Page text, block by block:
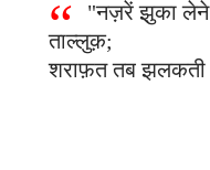
"नज़रें झुका लेने
ताल्लुक़;
शराफ़त तब झलकती